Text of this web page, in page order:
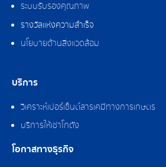
ระบบรับรองคุณภาพ
รางวัลแห่งความสำเร็จ
นโยบายด้านสิ่งแวดล้อม
บริการ
วิเคราะห์เปอร์เซ็นต์สารเคมีทางการเกษตร
บริการให้เช่าโกดัง
โอกาสทางธุรกิจ